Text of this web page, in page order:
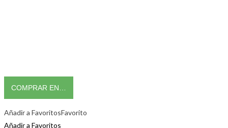
COMPRAR EN…
Añadir a FavoritosFavorito
Añadir a Favoritos